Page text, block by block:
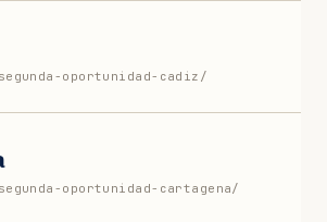
oportunidad-cadiz/
oportunidad-cartagena/